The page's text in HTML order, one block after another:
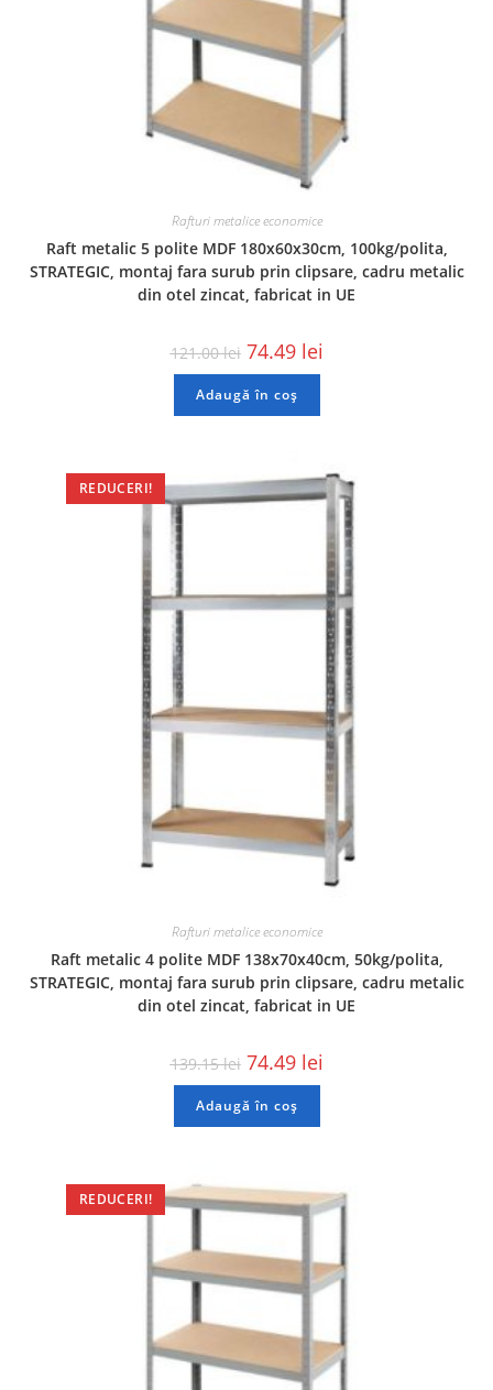
Rafturi metalice economice
Raft metalic 5 polite MDF 180x60x30cm, 100kg/polita,
STRATEGIC, montaj fara surub prin clipsare, cadru metalic
din otel zincat, fabricat in UE
121.00lei 74.49 lei
Adaugă în coș
REDUCERI!
Rafturi metalice economice
Raft metalic 4 polite MDF 138x70x40cm, 50kg/polita,
STRATEGIC, montaj fara surub prin clipsare, cadru metalic
din otel zincat, fabricat in UE
139.15lei 74.49 lei
Adaugă în coș
REDUCERI!